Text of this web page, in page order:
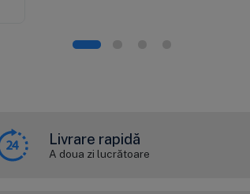
Livrare rapidă
A doua zi lucrătoare